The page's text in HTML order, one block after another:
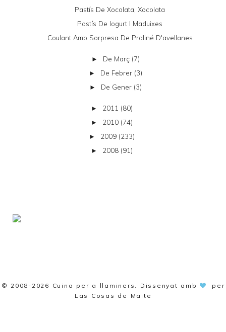
Pastís De Xocolata, Xocolata
Pastís De Iogurt I Maduixes
Coulant Amb Sorpresa De Praliné D'avellanes
► De Març (7)
► De Febrer (3)
► De Gener (3)
► 2011 (80)
► 2010 (74)
► 2009 (233)
► 2008 (91)
© 2008-2026 Cuina per a llaminers . Dissenyat amb
per
Las Cosas de Maite